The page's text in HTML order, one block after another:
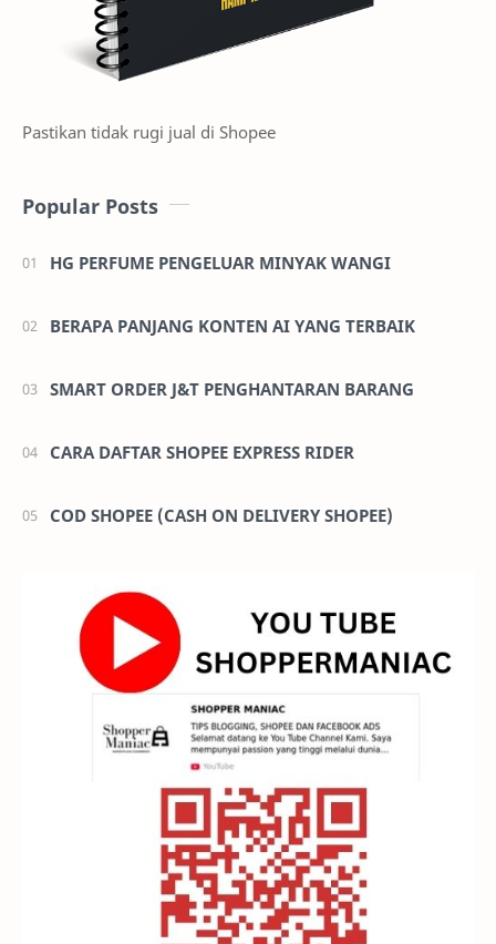
Pastikan tidak rugi jual di Shopee
Popular Posts
HG PERFUME PENGELUAR MINYAK WANGI
BERAPA PANJANG KONTEN AI YANG TERBAIK
SMART ORDER J&T PENGHANTARAN BARANG
CARA DAFTAR SHOPEE EXPRESS RIDER
COD SHOPEE (CASH ON DELIVERY SHOPEE)